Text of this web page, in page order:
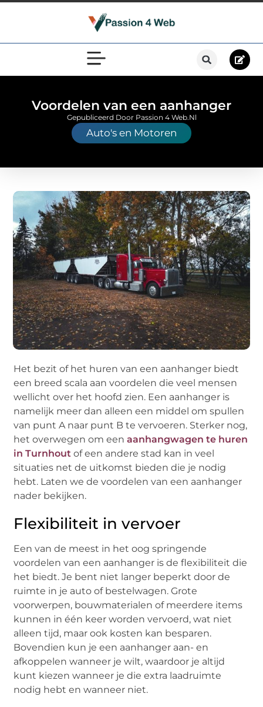
Voordelen van een aanhanger
Auto's en Motoren
Gepubliceerd Door Passion 4 Web.nl
Het bezit of het huren van een aanhanger biedt
een breed scala aan voordelen die veel mensen
wellicht over het hoofd zien. Een aanhanger is
namelijk meer dan alleen een middel om spullen
van punt A naar punt B te vervoeren. Sterker nog,
het overwegen om eenaanhangwagen te huren
in Turnhout of een andere stad kan in veel
situaties net de uitkomst bieden die je nodig
hebt. Laten we de voordelen van een aanhanger
nader bekijken.
Flexibiliteit in vervoer
Een van de meest in het oog springende
voordelen van een aanhanger is de flexibiliteit die
het biedt. Je bent niet langer beperkt door de
ruimte in je auto of bestelwagen. Grote
voorwerpen, bouwmaterialen of meerdere items
kunnen in één keer worden vervoerd, wat niet
alleen tijd, maar ook kosten kan besparen.
Bovendien kun je een aanhanger aan- en
afkoppelen wanneer je wilt, waardoor je altijd
kunt kiezen wanneer je die extra laadruimte
nodig hebt en wanneer niet.